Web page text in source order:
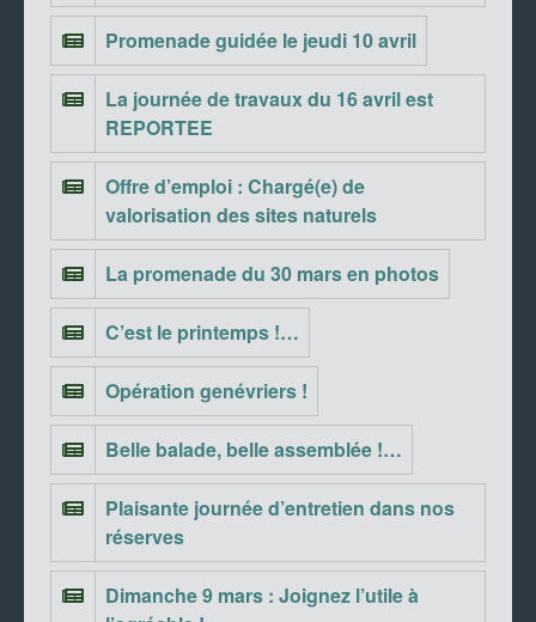
Promenade guidée le jeudi 10 avril
La journée de travaux du 16 avril est
REPORTEE
Offre d’emploi : Chargé(e) de
valorisation des sites naturels
La promenade du 30 mars en photos
C’est le printemps !…
Opération genévriers !
Belle balade, belle assemblée !…
Plaisante journée d’entretien dans nos
réserves
Dimanche 9 mars : Joignez l’utile à